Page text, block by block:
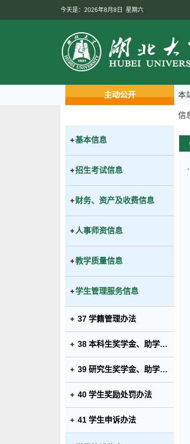
今天是：2026年8月8日 星期六
主动公开 本
信
基本信息
招生考试信息
财务、资产及收费信息
人事师资信息
教学质量信息
学生管理服务信息
37 学籍管理办法
38 本科生奖学金、助学金、学费减免、助学贷款、勤工俭学的申请与管理规定
39 研究生奖学金、助学金、学费减免、助学贷款、勤工俭学的申请与管理规定
40 学生奖励处罚办法
41 学生申诉办法